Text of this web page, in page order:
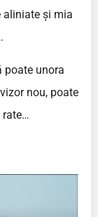
aliniate și mia
poate unora
nou, poate
rate…